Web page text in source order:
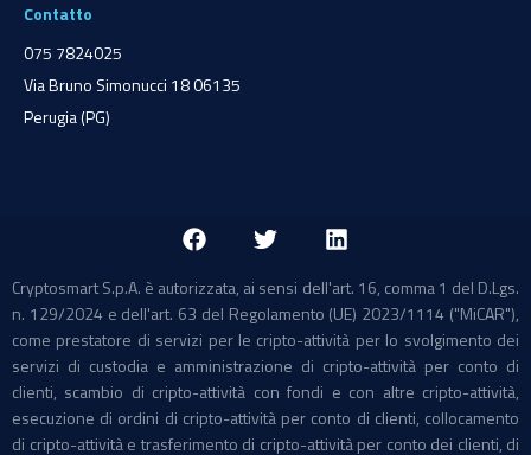
Contatto
075 7824025
Via Bruno Simonucci 18 06135
Perugia (PG)
Cryptosmart S.p.A. è autorizzata, ai sensi dell'art. 16, comma 1 del D.Lgs.
n. 129/2024 e dell'art. 63 del Regolamento (UE) 2023/1114 ("MiCAR"),
come prestatore di servizi per le cripto-attività per lo svolgimento dei
servizi di custodia e amministrazione di cripto-attività per conto di
clienti, scambio di cripto-attività con fondi e con altre cripto-attività,
esecuzione di ordini di cripto-attività per conto di clienti, collocamento
di cripto-attività e trasferimento di cripto-attività per conto dei clienti, di